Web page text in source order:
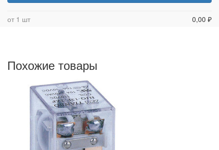
от 1 шт 0,00 ₽
Похожие товары